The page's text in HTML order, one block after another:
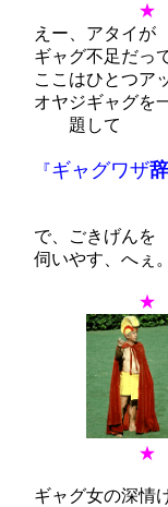
★
えー、アタイが
ギャグ不足だっ
ここはひとつア
オヤジギャグを
題して
『ギャグワザ
５０
で、ごきげんを
伺いやす、へぇ。
★
★
ギャグ女の深情